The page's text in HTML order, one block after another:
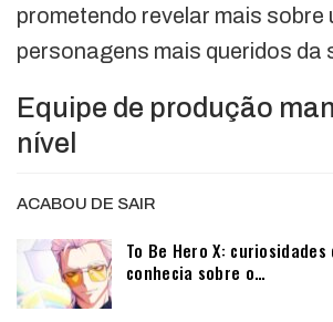
prometendo revelar mais sobre
personagens mais queridos da
Equipe de produção
nível
ACABOU DE SAIR
To Be Hero X: curiosidades
conhecia sobre o…